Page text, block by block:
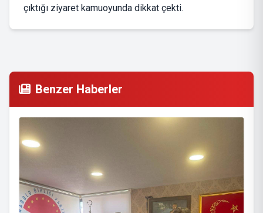
çıktığı ziyaret kamuoyunda dikkat çekti.
Benzer Haberler